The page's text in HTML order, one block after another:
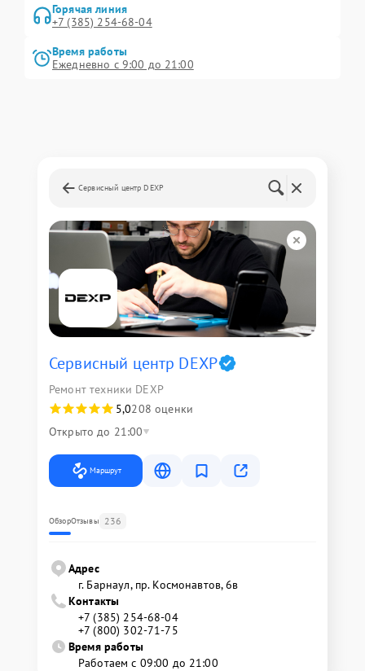
Горячая линия
+7 (385) 254-68-04
Время работы
Ежедневно с 9:00 до 21:00
Сервисный центр DEXP
Сервисный центр DEXP
Ремонт техники DEXP
5,0208 оценки
Открыто до 21:00
Маршрут
ОбзорОтзывы 236
Адрес
г. Барнаул, ​пр. Космонавтов, 6в
Контакты
+7 (385) 254-68-04
+7 (800) 302-71-75
Время работы
Работаем с 09:00 до 21:00